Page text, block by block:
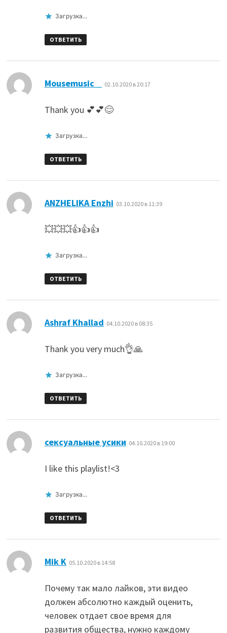
Загрузка...
ОТВЕТИТЬ
Mousemusic _ 02.10.2020 в 20:17
Thank you 💕💕😊
Загрузка...
ОТВЕТИТЬ
ANZHELIKA Enzhi 03.10.2020 в 11:39
💥💥💥👍👍👍
Загрузка...
ОТВЕТИТЬ
Ashraf Khallad 04.10.2020 в 08:35
Thank you very much👌🙏
Загрузка...
ОТВЕТИТЬ
сексуальные усики 04.10.2020 в 19:00
I like this playlist!<3
Загрузка...
ОТВЕТИТЬ
Mik K 05.10.2020 в 14:58
Почему так мало лайков, эти видео
должен абсолютно каждый оценить,
человек отдает свое время для
развития общества, нужно каждому